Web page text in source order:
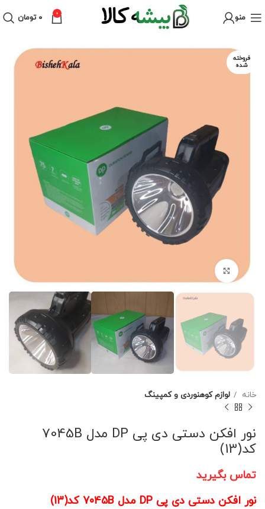
منو 0 ۰ تومان
فروخته
شده
خانه لوازم کوهنوردی و کمپینگ
نور افکن دستی دی پی DP مدل 7045B
کد(13)
تماس بگیرید
نور افکن دستی دی پی DP مدل 7045B کد(13)